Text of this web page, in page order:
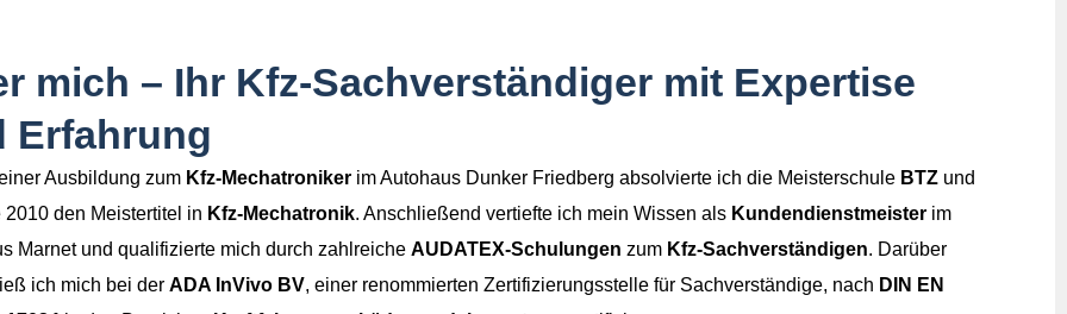
mich – Ihr Kfz-Sachverständiger mit Expertise
Erfahrung
Ausbildung zum Kfz-Mechatroniker im Autohaus Dunker Friedberg absolvierte ich die Meisterschule BTZ und
2010 den Meistertitel in Kfz-Mechatronik. Anschließend vertiefte ich mein Wissen als Kundendienstmeister im
Marnet und qualifizierte mich durch zahlreiche AUDATEX-Schulungen zum Kfz-Sachverständigen. Darüber
ich mich bei der ADA InVivo BV, einer renommierten Zertifizierungsstelle für Sachverständige, nach DIN EN